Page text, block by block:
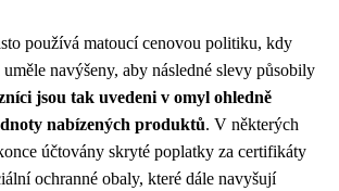
používá matoucí cenovou politiku, kdy
navýšeny, aby následné slevy působily
jsou tak uvedeni v omyl ohledně
nabízených produktů. V některých
účtovány skryté poplatky za certifikáty
ochranné obaly, které dále navyšují